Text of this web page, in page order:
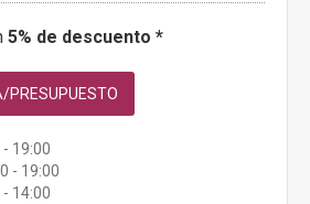
5% de descuento *
PRESUPUESTO
- 19:00
- 19:00
- 14:00